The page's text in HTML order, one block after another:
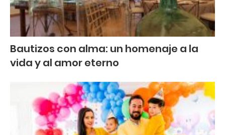
Bautizos con alma: un homenaje a la
vida y al amor eterno